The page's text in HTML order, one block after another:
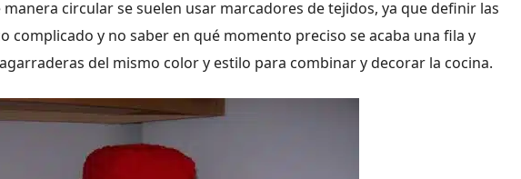
circular se suelen usar marcadores de tejidos, ya que definir las
complicado y no saber en qué momento preciso se acaba una fila y
del mismo color y estilo para combinar y decorar la cocina.